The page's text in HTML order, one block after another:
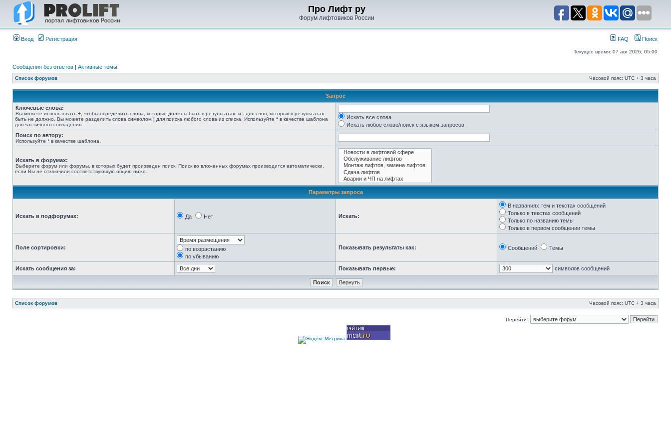
Про Лифт ру
Форум лифтовиков России
Вход Регистрация FAQ Поиск
Текущее время: 07 авг 2026, 05:00
Сообщения без ответов | Активные темы
Список форумов Часовой пояс: UTC + 3 часа
Запрос
Ключевые слова:
Вы можете использовать + , чтобы определить слова, которые должны быть в результатах, и - для слов, которых в результатах
быть не должно. Вы можете разделить слова символом | для поиска любого слова из списка. Используйте * в качестве шаблона
для частичного совпадения.
Искать все слова
Искать любое слово/поиск с языком запросов
Поиск по автору:
Используйте * в качестве шаблона.
Искать в форумах:
Выберите форум или форумы, в которых будет произведен поиск. Поиск во вложенных форумах производится автоматически,
если Вы не отключили соответствующую опцию ниже.
Параметры запроса
Искать в подфорумах: Да Нет Искать:
В названиях тем и текстах сообщений
Только в текстах сообщений
Только по названию темы
Только в первом сообщении темы
Поле сортировки:
по возрастанию
по убыванию
Показывать результаты как: Сообщений Темы
Искать сообщения за: Показывать первые: символов сообщений
Список форумов Часовой пояс: UTC + 3 часа
Перейти: